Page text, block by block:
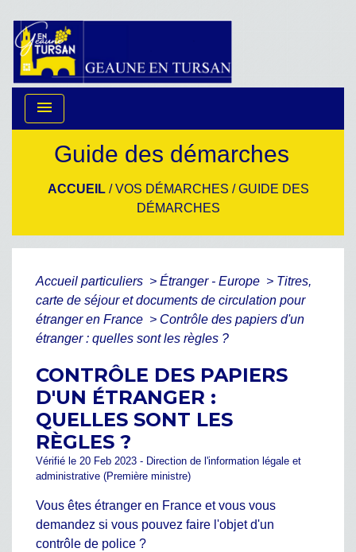
menu
Guide des démarches
ACCUEIL/VOS DÉMARCHES /GUIDE DES
DÉMARCHES
Accueil particuliers > Étranger - Europe > Titres,
carte de séjour et documents de circulation pour
étranger en France > Contrôle des papiers d'un
étranger : quelles sont les règles ?
CONTRÔLE DES PAPIERS
D'UN ÉTRANGER :
QUELLES SONT LES
RÈGLES ?
Vérifié le 20 Feb 2023 - Direction de l'information légale et
administrative (Première ministre)
Vous êtes étranger en France et vous vous
demandez si vous pouvez faire l'objet d'un
contrôle de police ?